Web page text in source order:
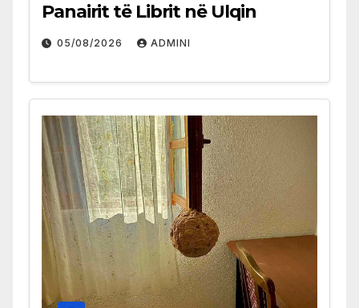
Panairit të Librit në Ulqin
05/08/2026 ADMINI